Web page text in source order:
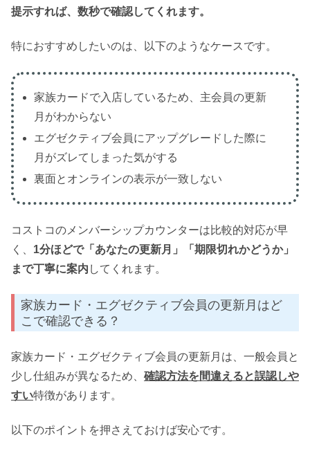
提示すれば、数秒で確認してくれます。
特におすすめしたいのは、以下のようなケースです。
家族カードで入店しているため、主会員の更新
月がわからない
エグゼクティブ会員にアップグレードした際に
月がズレてしまった気がする
裏面とオンラインの表示が一致しない
コストコのメンバーシップカウンターは比較的対応が早
く、 1分ほどで「あなたの更新月」「期限切れかどうか」
まで丁寧に案内 してくれます。
家族カード・エグゼクティブ会員の更新月はど
こで確認できる？
家族カード・エグゼクティブ会員の更新月は、一般会員と
少し仕組みが異なるため、 確認方法を間違えると誤認しや
すい特徴があります。
以下のポイントを押さえておけば安心です。